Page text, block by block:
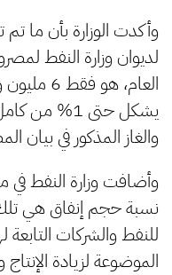
وأكدت الوزارة بأن ما
لديوان وزارة النفط
يشكل حتى
والغاز المذكور في بيان
وأضافت وزارة النفط في
نسبة حجم إنفاق هي
للنفط والشركات
الموضوعة لزيادة